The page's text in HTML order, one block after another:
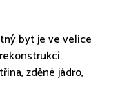
byt je ve velice
zděné jádro,